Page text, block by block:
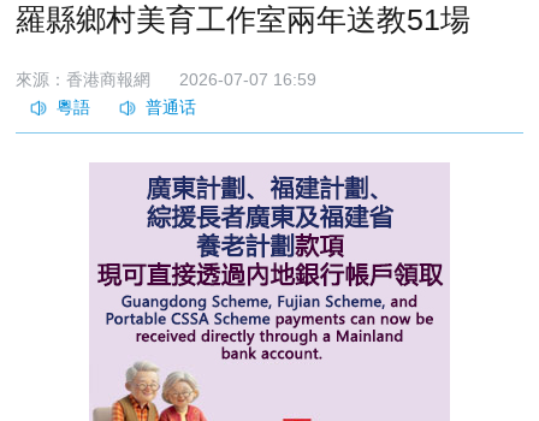
羅縣鄉村美育工作室兩年送教51場
來源：香港商報網 2026-07-07 16:59